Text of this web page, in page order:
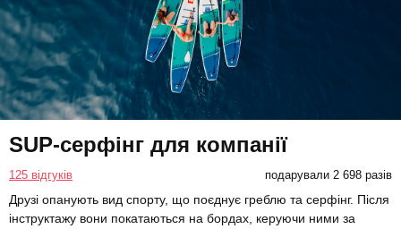
SUP-серфінг для компанії
125 відгуків подарували 2 698 разів
Друзі опанують вид спорту, що поєднує греблю та серфінг. Після
інструктажу вони покатаються на бордах, керуючи ними за